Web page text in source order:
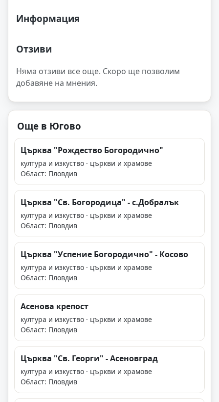
Информация
Отзиви
Няма отзиви все още. Скоро ще позволим
добавяне на мнения.
Още в Югово
Църква "Рождество Богородично"
култура и изкуство · църкви и храмове
Област: Пловдив
Църква "Св. Богородица" - с.Добралък
култура и изкуство · църкви и храмове
Област: Пловдив
Църква "Успение Богородично" - Косово
култура и изкуство · църкви и храмове
Област: Пловдив
Асенова крепост
култура и изкуство · църкви и храмове
Област: Пловдив
Църква "Св. Георги" - Асеновград
култура и изкуство · църкви и храмове
Област: Пловдив